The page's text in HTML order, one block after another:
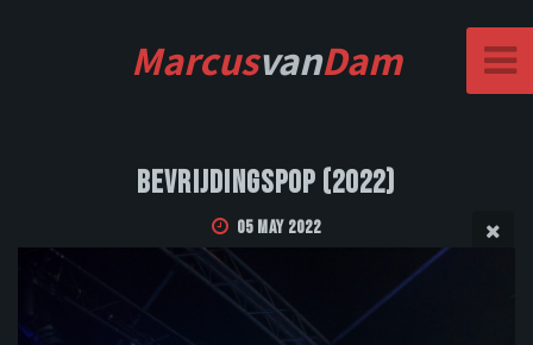
MarcusvanDam
Bevrijdingspop (2022)
05 May 2022